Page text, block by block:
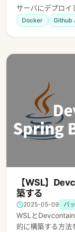
サーバにデプロイ
Docker Github
【WSL】
築する
2025-05-09 バ
WSLと
的に構築する方